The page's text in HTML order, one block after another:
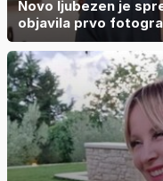
Novo ljubezen je
objavila prvo